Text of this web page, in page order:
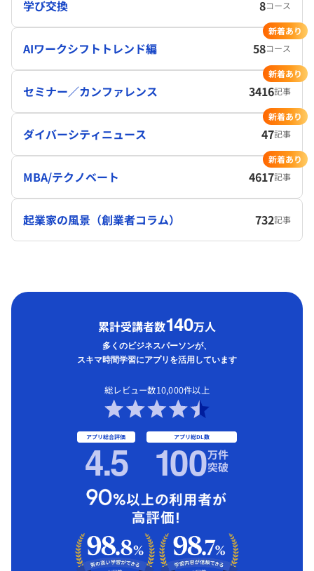
学び交換 8コース
AIワークシフトトレンド編 58コース
新着あり
セミナー／カンファレンス 3416記事
新着あり
ダイバーシティニュース 47記事
新着あり
MBA/テクノベート 4617記事
新着あり
起業家の風景（創業者コラム） 732記事
累計受講者数140万人
多くのビジネスパーソンが、
スキマ時間学習にアプリを活用しています
総レビュー数10,000件以上
アプリ総合評価
4.5 アプリ総DL数
100万件
突破